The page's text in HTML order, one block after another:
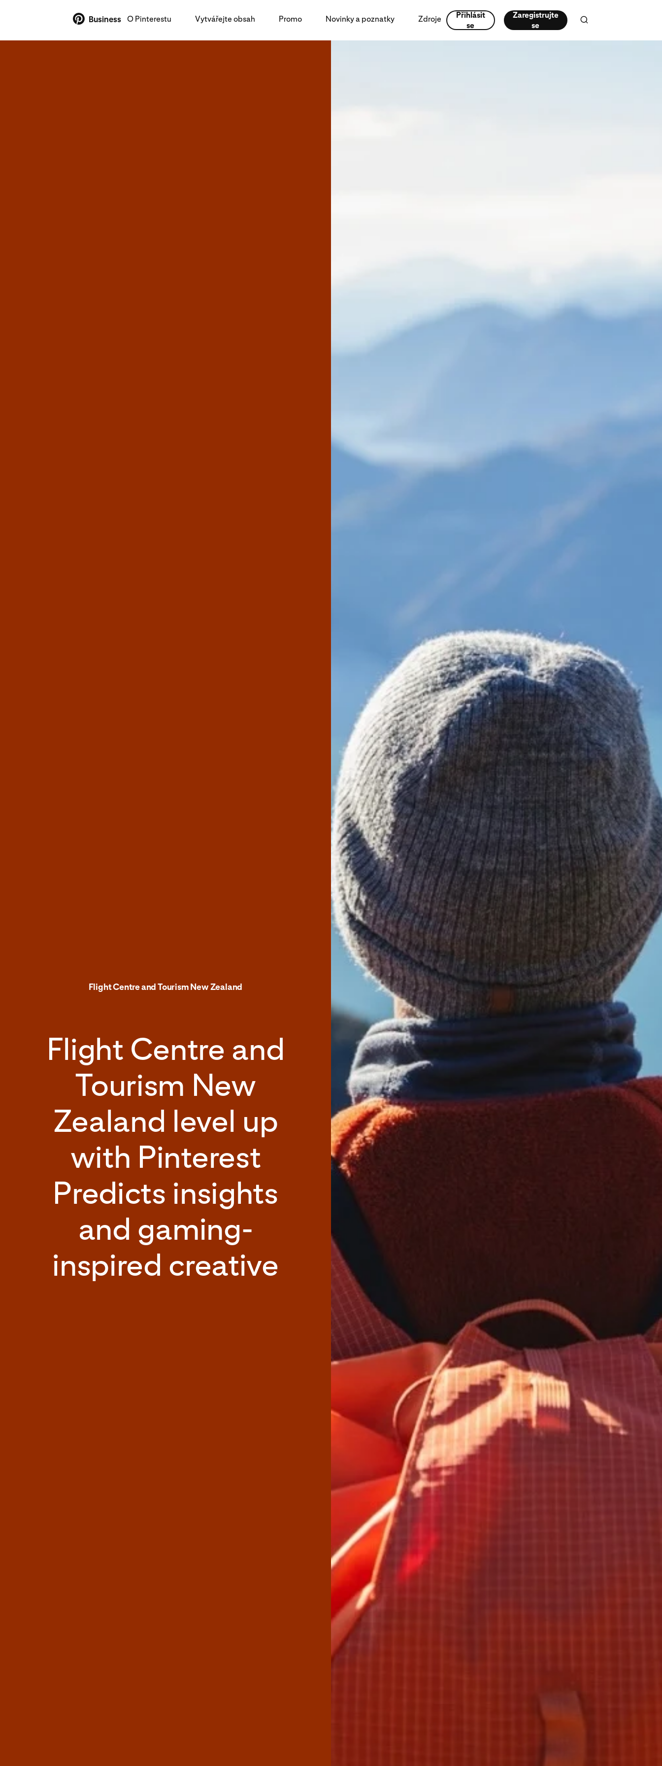
Business O Pinterestu Vytvářejte obsah Promo Novinky a poznatky Zdroje
Přihlásit
se
Zaregistrujte
se
Flight Centre and Tourism New Zealand
Flight Centre and
Tourism New
Zealand level up
with Pinterest
Predicts insights
and gaming-
inspired creative